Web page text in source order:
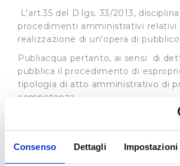
Consenso Dettagli
L'art.35 del D.lgs. 33/2013,
procedimenti amministrativi relativi
realizzazione di un'opera di
Publiacqua pertanto, ai sensi di
pubblica il procedimento di
tipologia di atto amministrativo di
competenza.
In base all’art. 22 L.R. 69/2011
Toscana può delegare, in tutto o in
poteri espropriativi al gestore del
integrato, nell'ambito della